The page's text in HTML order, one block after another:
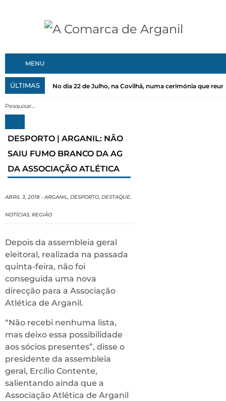
MENU
ÚLTIMAS No dia 22 de Julho, na Covilhã, numa cerimónia que
DESPORTO | ARGANIL: NÃO
SAIU FUMO BRANCO DA AG
DA ASSOCIAÇÃO ATLÉTICA
ABRIL 3, 2018 -ARGANIL, DESPORTO, DESTAQUE,
NOTÍCIAS, REGIÃO
Depois da assembleia geral
eleitoral, realizada na passada
quinta-feira, não foi
conseguida uma nova
direcção para a Associação
Atlética de Arganil.
“Não recebi nenhuma lista,
mas deixo essa possibilidade
aos sócios presentes”, disse o
presidente da assembleia
geral, Ercílio Contente,
salientando ainda que a
Associação Atlética de Arganil